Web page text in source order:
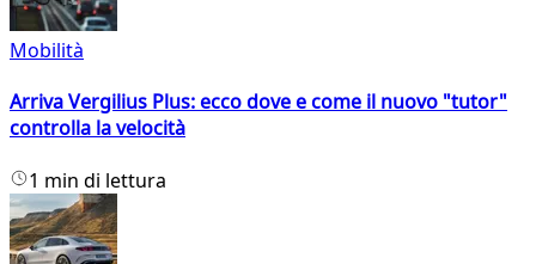
Mobilità
Arriva Vergilius Plus: ecco dove e come il nuovo "tutor"
controlla la velocità
1 min di lettura